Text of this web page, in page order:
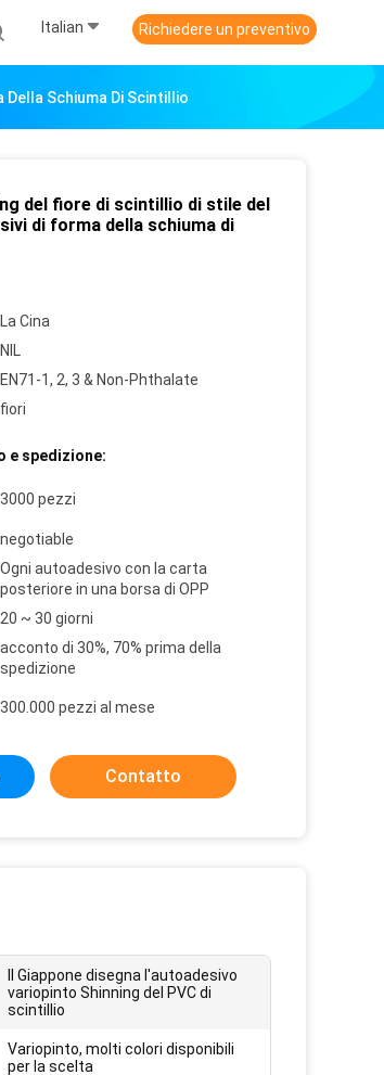
Italian Richiedere un preventivo
Della Schiuma Di Scintillio
del fiore di scintillio di stile del
di forma della schiuma di
La Cina
NIL
EN71-1, 2, 3 & Non-Phthalate
fiori
e spedizione:
3000 pezzi
negotiable
Ogni autoadesivo con la carta
posteriore in una borsa di OPP
20 ~ 30 giorni
acconto di 30%, 70% prima della
spedizione
300.000 pezzi al mese
Contatto
Il Giappone disegna l'autoadesivo
variopinto Shinning del PVC di
scintillio
Variopinto, molti colori disponibili
per la scelta